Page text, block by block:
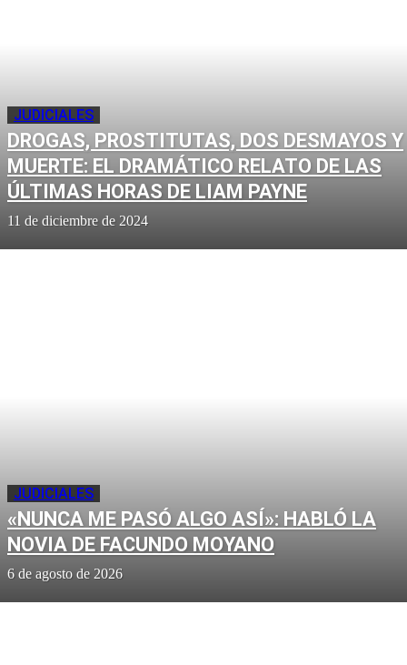
JUDICIALES
DROGAS, PROSTITUTAS, DOS DESMAYOS Y
MUERTE: EL DRAMÁTICO RELATO DE LAS
ÚLTIMAS HORAS DE LIAM PAYNE
11 de diciembre de 2024
JUDICIALES
«NUNCA ME PASÓ ALGO ASÍ»: HABLÓ LA
NOVIA DE FACUNDO MOYANO
6 de agosto de 2026